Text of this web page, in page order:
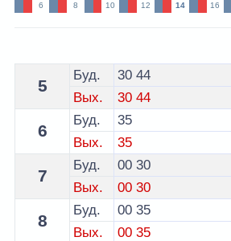
6 8 10 12 14 16
Расписание 3 автобуса Кобрин -
5
Буд. 30 44
Вых.
30 44
6
Буд.
35
Вых.
35
7
Буд. 00 30
Вых.
00 30
8
Буд. 00 35
Вых.
00 35